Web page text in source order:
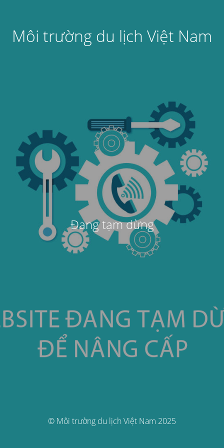
Môi trường du lịch Việt Nam
Đang tạm dừng
© Môi trường du lịch Việt Nam 2025